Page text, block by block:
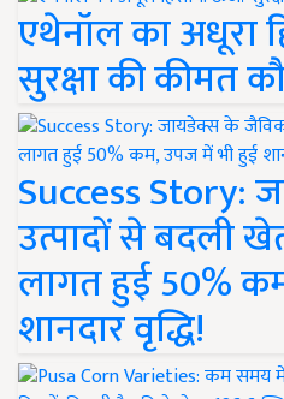
एथेनॉल का अधूरा
सुरक्षा की कीमत
Success Story:
उत्पादों से बदली
लागत हुई 50%
शानदार वृद्धि!